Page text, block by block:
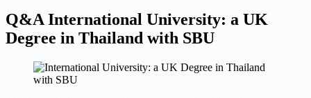
Q&A International University: a UK
Degree in Thailand with SBU